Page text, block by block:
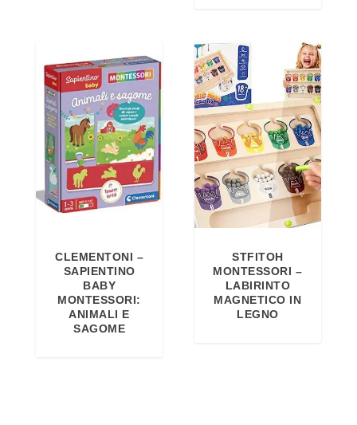
z
o
o
r
i
g
n
a
l
r
e
z
z
o
a
t
t
u
è
CLEMENTONI –
SAPIENTINO
BABY
MONTESSORI:
ANIMALI E
SAGOME
STFITOH
MONTESSORI –
LABIRINTO
MAGNETICO IN
LEGNO